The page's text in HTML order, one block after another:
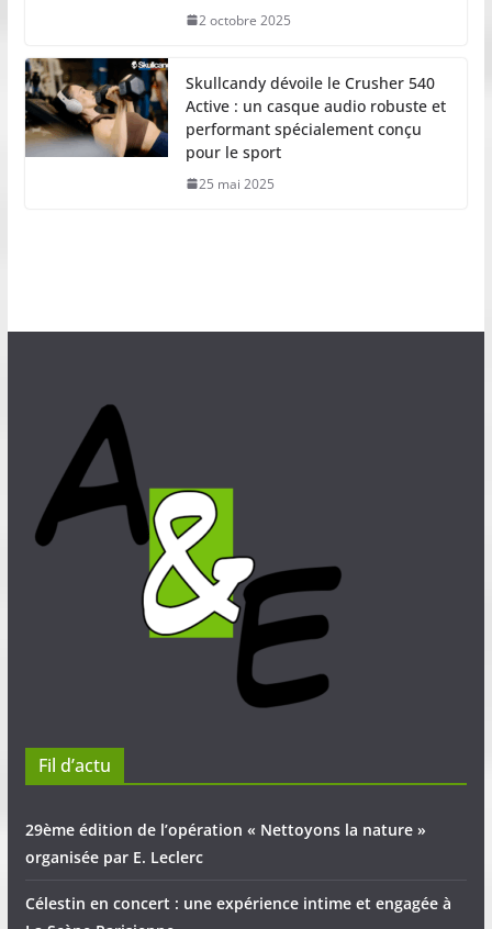
2 octobre 2025
Skullcandy dévoile le Crusher 540
Active : un casque audio robuste et
performant spécialement conçu
pour le sport
25 mai 2025
Fil d’actu
29ème édition de l’opération « Nettoyons la nature »
organisée par E. Leclerc
Célestin en concert : une expérience intime et engagée à